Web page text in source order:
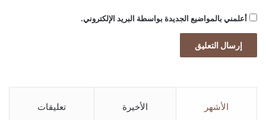
أعلمني بالمواضيع الجديدة بواسطة البريد الإلكتروني.
الأشهر الأخيرة تعليقات